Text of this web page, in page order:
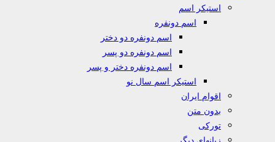
استیکر اسم
اسم دونفره
اسم دونفره دو دختر
اسم دونفره دو پسر
اسم دونفره دختر و پسر
استیکر اسم سال نو
اقوام ایران
بدون متن
تورکی
زبانهای دیگر